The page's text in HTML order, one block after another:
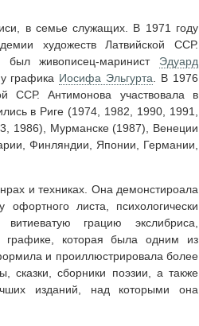
в семье служащих. В 1971 году
художеств Латвийской ССР.
был живописец-маринист Эдуард
графика Иосифа Эльгурта . В 1976
ССР. Антимонова участвовала в
в Риге (1974, 1982, 1990, 1991,
1986), Мурманске (1987), Венеции
Финляндии, Японии, Германии,
и техниках. Она демонстироала
офортного листа, психологически
грацию экслибриса,
графике, которая была одним из
и проиллюстрировала более
сказки, сборники поэзии, а также
изданий, над которыми она